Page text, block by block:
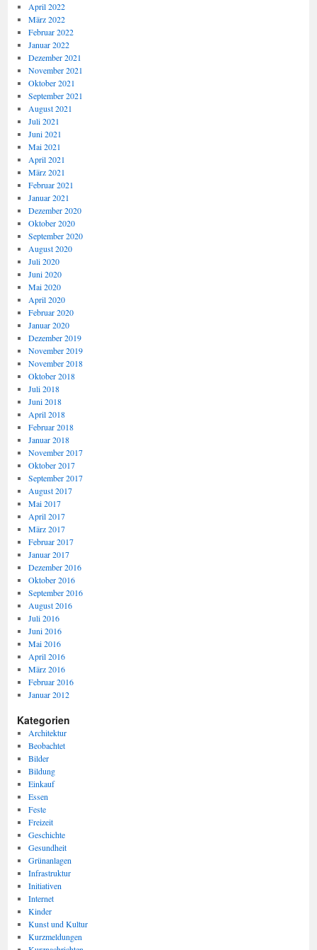
April 2022
März 2022
Februar 2022
Januar 2022
Dezember 2021
November 2021
Oktober 2021
September 2021
August 2021
Juli 2021
Juni 2021
Mai 2021
April 2021
März 2021
Februar 2021
Januar 2021
Dezember 2020
Oktober 2020
September 2020
August 2020
Juli 2020
Juni 2020
Mai 2020
April 2020
Februar 2020
Januar 2020
Dezember 2019
November 2019
November 2018
Oktober 2018
Juli 2018
Juni 2018
April 2018
Februar 2018
Januar 2018
November 2017
Oktober 2017
September 2017
August 2017
Mai 2017
April 2017
März 2017
Februar 2017
Januar 2017
Dezember 2016
Oktober 2016
September 2016
August 2016
Juli 2016
Juni 2016
Mai 2016
April 2016
März 2016
Februar 2016
Januar 2012
Kategorien
Architektur
Beobachtet
Bilder
Bildung
Einkauf
Essen
Feste
Freizeit
Geschichte
Gesundheit
Grünanlagen
Infrastruktur
Initiativen
Internet
Kinder
Kunst und Kultur
Kurzmeldungen